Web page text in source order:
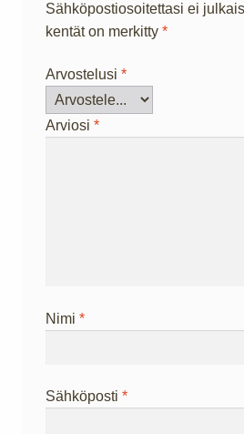
Sähköpostiosoitettasi ei
kentät on merkitty *
Arvostelusi *
Arviosi *
Nimi *
Sähköposti *